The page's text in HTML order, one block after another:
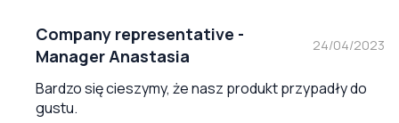
Company representative -
Manager Anastasia
24/04/2023
Bardzo się cieszymy, że nasz produkt przypadły do
gustu.